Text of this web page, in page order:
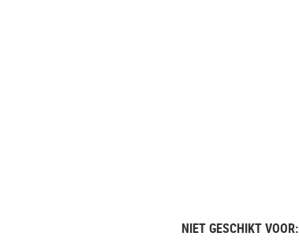
NIET GESCHIKT VOOR: